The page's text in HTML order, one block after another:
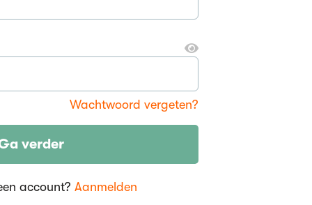
Wachtwoord vergeten?
verder
account? Aanmelden